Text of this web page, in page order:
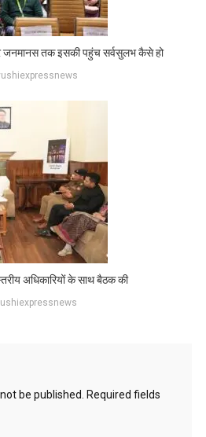
जनमानस तक इसकी पहुंच सर्वसुलभ कैसे हो
अधिकारियों के साथ बैठक की
be published.
Required fields